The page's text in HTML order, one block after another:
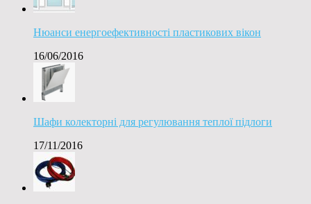
Нюанси енергоефективності пластикових вікон
16/06/2016
Шафи колекторні для регулювання теплої підлоги
17/11/2016